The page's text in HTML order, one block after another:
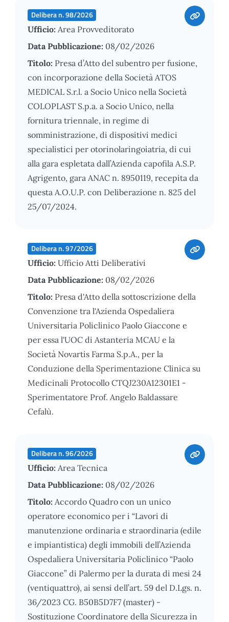
Delibera n. 98/2026
Ufficio: Area Provveditorato
Data Pubblicazione: 08/02/2026
Titolo: Presa d’Atto del subentro per fusione,
con incorporazione della Società ATOS
MEDICAL S.r.l. a Socio Unico nella Società
COLOPLAST S.p.a. a Socio Unico, nella
fornitura triennale, in regime di
somministrazione, di dispositivi medici
specialistici per otorinolaringoiatria, di cui
alla gara espletata dall’Azienda capofila A.S.P.
Agrigento, gara ANAC n. 8950119, recepita da
questa A.O.U.P. con Deliberazione n. 825 del
25/07/2024.
Delibera n. 97/2026
Ufficio: Ufficio Atti Deliberativi
Data Pubblicazione: 08/02/2026
Titolo: Presa d'Atto della sottoscrizione della
Convenzione tra l'Azienda Ospedaliera
Universitaria Policlinico Paolo Giaccone e
per essa l'UOC di Astanteria MCAU e la
Società Novartis Farma S.p.A., per la
Conduzione della Sperimentazione Clinica su
Medicinali Protocollo CTQJ230A12301E1 -
Sperimentatore Prof. Angelo Baldassare
Cefalù.
Delibera n. 96/2026
Ufficio: Area Tecnica
Data Pubblicazione: 08/02/2026
Titolo: Accordo Quadro con un unico
operatore economico per i “Lavori di
manutenzione ordinaria e straordinaria (edile
e impiantistica) degli immobili dell’Azienda
Ospedaliera Universitaria Policlinico “Paolo
Giaccone” di Palermo per la durata di mesi 24
(ventiquattro), ai sensi dell’art. 59 del D.Lgs. n.
36/2023 CG. B50B5D7F7 (master) -
Sostituzione Coordinatore della Sicurezza in